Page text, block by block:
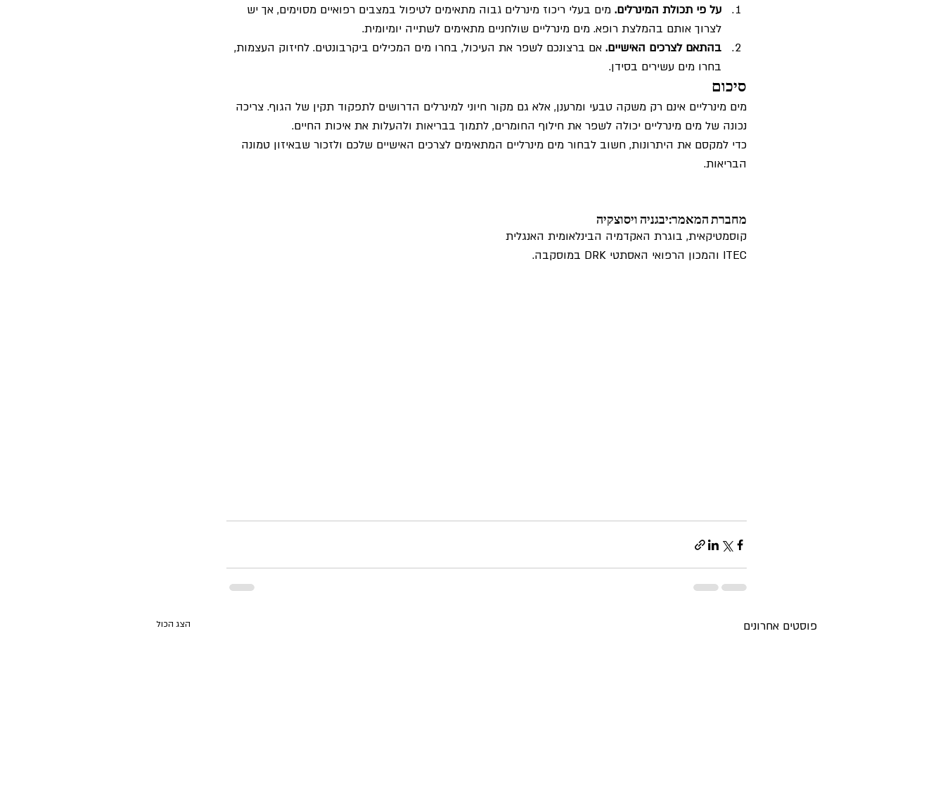
על פי תכולת המינרלים. מים בעלי ריכוז מינרלים גבוה מתאימים לטיפול במצבים רפואיים מסוימים, אך יש
לצרוך אותם בהמלצת רופא. מים מינרליים שולחניים מתאימים לשתייה יומיומית.
בהתאם לצרכים האישיים. אם ברצונכם לשפר את העיכול, בחרו מים המכילים ביקרבונטים. לחיזוק העצמות,
בחרו מים עשירים בסידן.
סיכום
מים מינרליים אינם רק משקה טבעי ומרענן, אלא גם מקור חיוני למינרלים הדרושים לתפקוד תקין של הגוף. צריכה
נכונה של מים מינרליים יכולה לשפר את חילוף החומרים, לתמוך בבריאות ולהעלות את איכות החיים.
כדי למקסם את היתרונות, חשוב לבחור מים מינרליים המתאימים לצרכים האישיים שלכם ולזכור שבאיזון טמונה
הבריאות.
מחברת המאמר:יבגניה ויסוצקיה
קוסמטיקאית, בוגרת האקדמיה הבינלאומית האנגלית
ITEC והמכון הרפואי האסתטי DRK במוסקבה.
פוסטים אחרונים הצג הכול